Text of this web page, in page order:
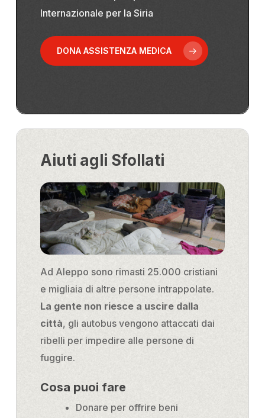
Internazionale per la Siria
DONA ASSISTENZA MEDICA
Aiuti agli Sfollati
Ad Aleppo sono rimasti 25.000 cristiani
e migliaia di altre persone intrappolate.
La gente non riesce a uscire dalla
città, gli autobus vengono attaccati dai
ribelli per impedire alle persone di
fuggire.
Cosa puoi fare
Donare per offrire beni